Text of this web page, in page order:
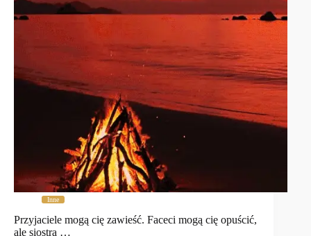
Inne
Przyjaciele mogą cię zawieść. Faceci mogą cię opuścić,
ale siostra …